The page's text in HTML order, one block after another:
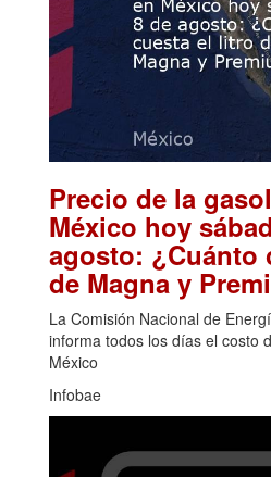
Precio de la
México hoy
agosto: ¿Cuánto
de Magna y
La Comisión Nacional de
informa todos los días el costo
México
Infobae